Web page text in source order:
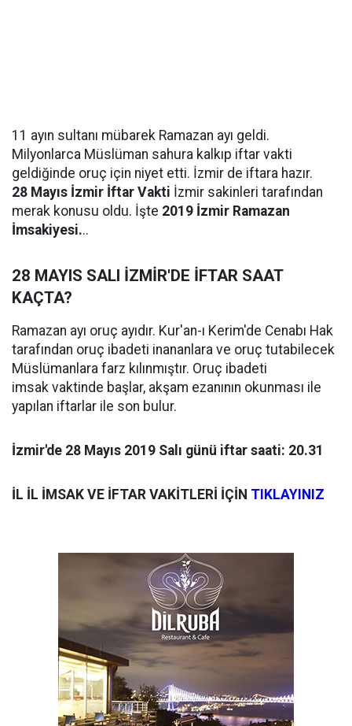
11 ayın sultanı mübarek Ramazan ayı geldi.
Milyonlarca Müslüman sahura kalkıp iftar vakti
geldiğinde oruç için niyet etti. İzmir de iftara hazır.
28 Mayıs İzmir İftar Vakti İzmir sakinleri tarafından
merak konusu oldu. İşte 2019 İzmir Ramazan
İmsakiyesi...
28 MAYIS SALI İZMİR'DE İFTAR SAAT
KAÇTA?
Ramazan ayı oruç ayıdır. Kur'an-ı Kerim'de Cenabı Hak
tarafından oruç ibadeti inananlara ve oruç tutabilecek
Müslümanlara farz kılınmıştır. Oruç ibadeti
imsak vaktinde başlar, akşam ezanının okunması ile
yapılan iftarlar ile son bulur.
İzmir'de 28 Mayıs 2019 Salı günü iftar saati: 20.31
İL İL İMSAK VE İFTAR VAKİTLERİ İÇİN TIKLAYINIZ